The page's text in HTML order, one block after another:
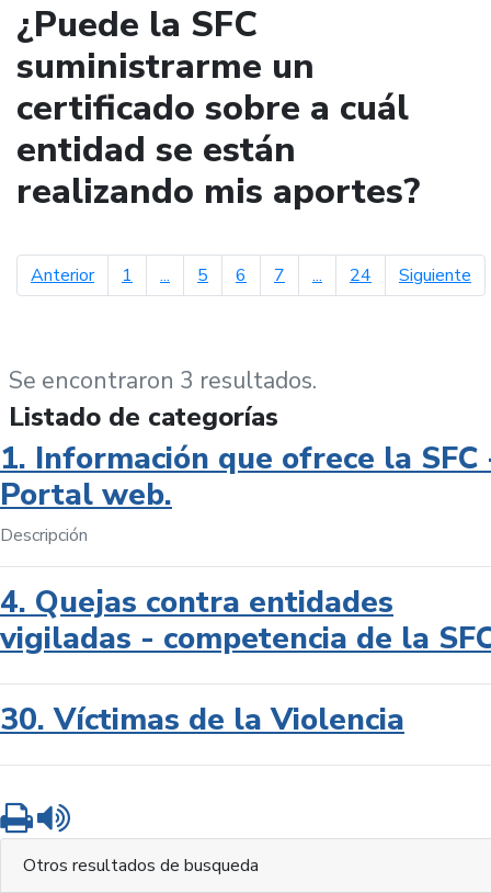
¿Puede la SFC
suministrarme un
certificado sobre a cuál
entidad se están
realizando mis aportes?
Anteriorpágina anterior
1 ... 5 6 7 ... 24 Siguiente
Se encontraron 3 resultados.
Listado de categorías
1. Información que ofrece la SFC
Portal web.
Descripción
4. Quejas contra entidades
vigiladas - competencia de la
30. Víctimas de la Violencia
Imprimir
Otros resultados de busqueda